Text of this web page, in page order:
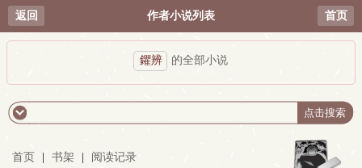
返回 作者小说列表 首页
鑺辨 的全部小说
首页 书架 阅读记录